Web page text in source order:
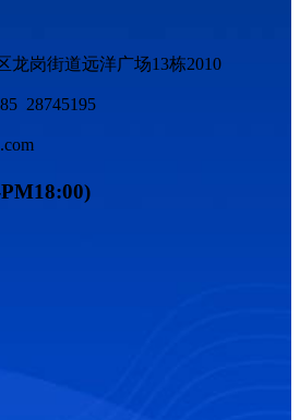
龙岗街道远洋广场13栋2010
28745195